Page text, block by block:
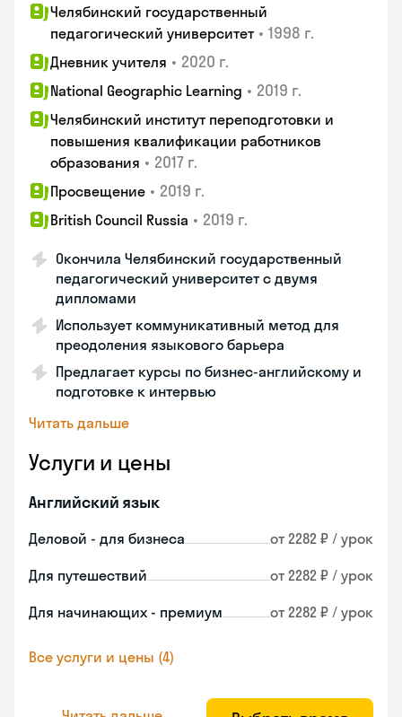
Челябинский государственный
педагогический университет • 1998 г.
Дневник учителя • 2020 г.
National Geographic Learning • 2019 г.
Челябинский институт переподготовки и
повышения квалификации работников
образования • 2017 г.
Просвещение • 2019 г.
British Council Russia • 2019 г.
Окончила Челябинский государственный
педагогический университет с двумя
дипломами
Использует коммуникативный метод для
преодоления языкового барьера
Предлагает курсы по бизнес-английскому и
подготовке к интервью
Читать дальше
Услуги и цены
Английский язык
Деловой - для бизнеса от 2282 ₽ / урок
Для путешествий от 2282 ₽ / урок
Для начинающих - премиум от 2282 ₽ / урок
Все услуги и цены (4)